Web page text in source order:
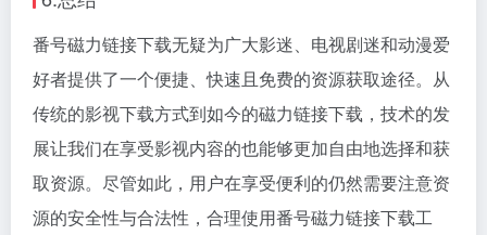
番号磁力链接下载无疑为广大影迷、电视剧迷和动漫爱
好者提供了一个便捷、快速且免费的资源获取途径。从
传统的影视下载方式到如今的磁力链接下载，技术的发
展让我们在享受影视内容的也能够更加自由地选择和获
取资源。尽管如此，用户在享受便利的仍然需要注意资
源的安全性与合法性，合理使用番号磁力链接下载工